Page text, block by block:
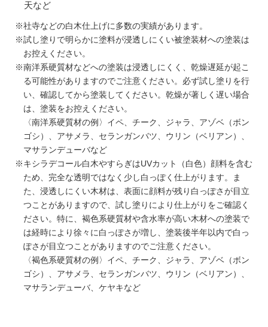
天など
※社寺などの白木仕上げに多数の実績があります。
※試し塗りで明らかに塗料が浸透しにくい被塗装材への塗装は
お控えください。
※南洋系硬質材などへの塗装は浸透しにくく、乾燥遅延が起こ
る可能性がありますのでご注意ください。必ず試し塗りを行
い、確認してから塗装してください。乾燥が著しく遅い場合
は、塗装をお控えください。
〈南洋系硬質材の例〉イペ、チーク、ジャラ、アゾベ（ボン
ゴシ）、アサメラ、セランガンバツ、ウリン（ベリアン）、
マサランデューバなど
※キシラデコール白木やすらぎはUVカット（白色）顔料を含む
ため、完全な透明ではなく少し白っぽく仕上がります。ま
た、浸透しにくい木材は、表面に顔料が残り白っぽさが目立
つことがありますので、試し塗りにより仕上がりをご確認く
ださい。特に、褐色系硬質材や含水率が高い木材への塗装で
は経時により徐々に白っぽさが増し、塗装後半年以内で白っ
ぽさが目立つことがありますのでご注意ください。
〈褐色系硬質材の例〉イペ、チーク、ジャラ、アゾベ（ボン
ゴシ）、アサメラ、セランガンバツ、ウリン（ベリアン）、
マサランデューバ、ケヤキなど